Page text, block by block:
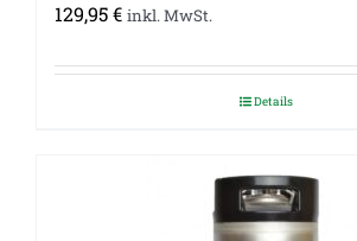
129,95€ inkl. MwSt.
Details